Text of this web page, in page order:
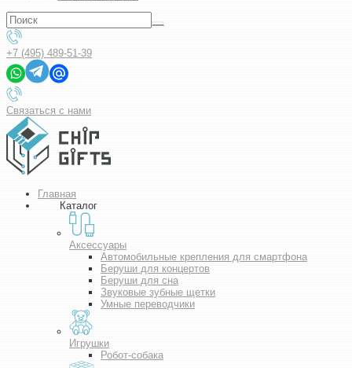
+7 (495) 489-51-39
Связаться с нами
Главная
Каталог
Аксессуары
Автомобильные крепления для смартфона
Беруши для концертов
Беруши для сна
Звуковые зубные щетки
Умные переводчики
Игрушки
Робот-собака